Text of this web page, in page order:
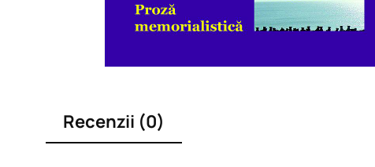
Recenzii (0)